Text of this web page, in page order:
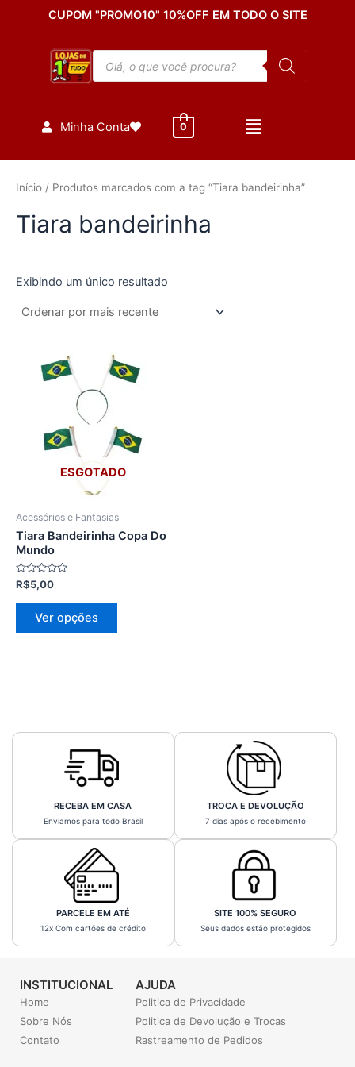
CUPOM "PROMO10" 10%OFF EM TODO O SITE
Pesquisar
produtos
Minha Conta 0
Início / Produtos marcados com a tag “Tiara bandeirinha”
Tiara bandeirinha
Exibindo um único resultado
ESGOTADO
Acessórios e Fantasias
Tiara Bandeirinha Copa Do
Mundo
Avaliação
de
R$5,00
Ver opções
produto
variantes.
As
opções
escolhidas
produto
RECEBA EM CASA
Enviamos para todo Brasil
TROCA E DEVOLUÇÃO
7 dias após o recebimento
PARCELE EM ATÉ
12x Com cartões de crédito
SITE 100% SEGURO
Seus dados estão protegidos
INSTITUCIONAL
Home
Sobre Nós
Contato
AJUDA
Politica de Privacidade
Politica de Devolução e Trocas
Rastreamento de Pedidos